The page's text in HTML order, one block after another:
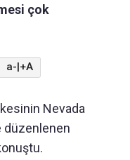
çok
a-|+A
Nevada
düzenlenen